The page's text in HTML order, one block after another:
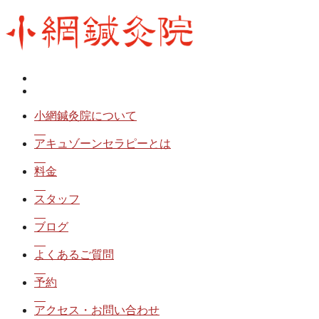
小網鍼灸院について
アキュゾーンセラピーとは
料金
スタッフ
ブログ
よくあるご質問
予約
アクセス・お問い合わせ